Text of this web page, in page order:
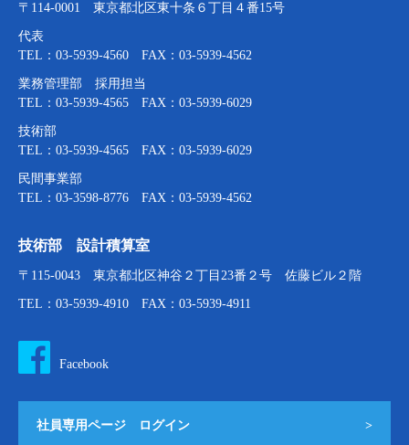
〒114-0001 東京都北区東十条６丁目４番15号
代表
TEL：03-5939-4560 FAX：03-5939-4562
業務管理部 採用担当
TEL：03-5939-4565 FAX：03-5939-6029
技術部
TEL：03-5939-4565 FAX：03-5939-6029
民間事業部
TEL：03-3598-8776 FAX：03-5939-4562
技術部 設計積算室
〒115-0043 東京都北区神谷２丁目23番２号 佐藤ビル２階
TEL：03-5939-4910 FAX：03-5939-4911
Facebook
社員専用ページ ログイン >